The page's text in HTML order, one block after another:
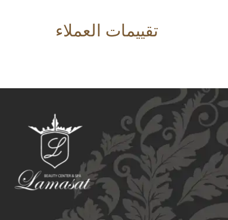
تقييمات العملاء